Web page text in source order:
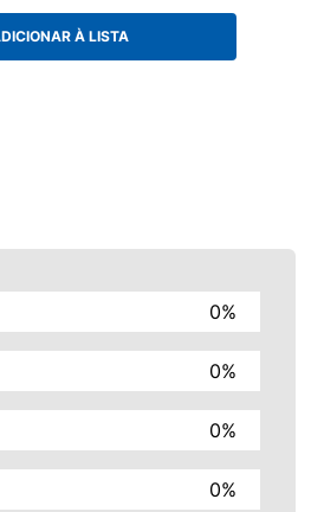
À LISTA
0%
0%
0%
0%